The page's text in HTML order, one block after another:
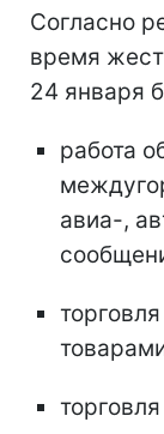
Согласно
время
24 января
работа
авиа-,